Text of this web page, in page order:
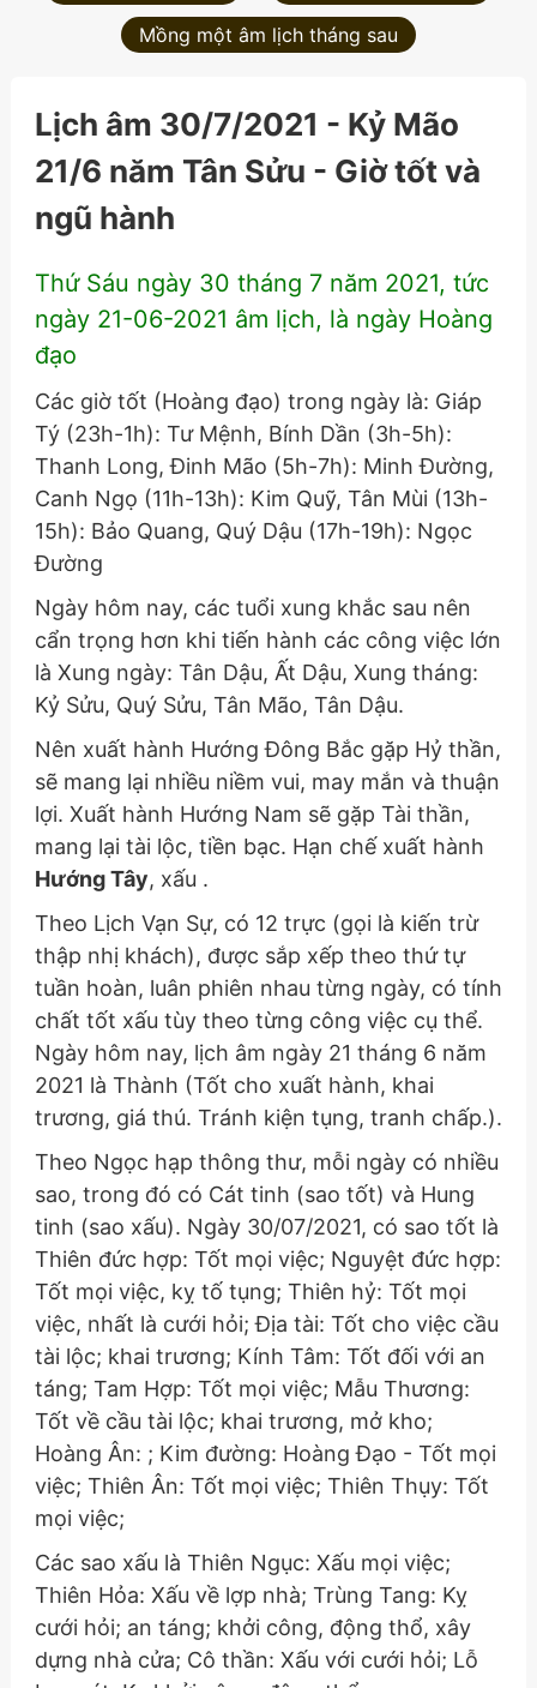
Mồng một âm lịch tháng sau
Lịch âm 30/7/2021 - Kỷ Mão
21/6 năm Tân Sửu - Giờ tốt và
ngũ hành
Thứ Sáu ngày 30 tháng 7 năm 2021, tức
ngày 21-06-2021 âm lịch, là ngày Hoàng
đạo
Các giờ tốt (Hoàng đạo) trong ngày là: Giáp
Tý (23h-1h): Tư Mệnh, Bính Dần (3h-5h):
Thanh Long, Đinh Mão (5h-7h): Minh Đường,
Canh Ngọ (11h-13h): Kim Quỹ, Tân Mùi (13h-
15h): Bảo Quang, Quý Dậu (17h-19h): Ngọc
Đường
Ngày hôm nay, các tuổi xung khắc sau nên
cẩn trọng hơn khi tiến hành các công việc lớn
là Xung ngày: Tân Dậu, Ất Dậu, Xung tháng:
Kỷ Sửu, Quý Sửu, Tân Mão, Tân Dậu.
Nên xuất hành Hướng Đông Bắc gặp Hỷ thần,
sẽ mang lại nhiều niềm vui, may mắn và thuận
lợi. Xuất hành Hướng Nam sẽ gặp Tài thần,
mang lại tài lộc, tiền bạc. Hạn chế xuất hành
Hướng Tây, xấu .
Theo Lịch Vạn Sự, có 12 trực (gọi là kiến trừ
thập nhị khách), được sắp xếp theo thứ tự
tuần hoàn, luân phiên nhau từng ngày, có tính
chất tốt xấu tùy theo từng công việc cụ thể.
Ngày hôm nay, lịch âm ngày 21 tháng 6 năm
2021 là Thành (Tốt cho xuất hành, khai
trương, giá thú. Tránh kiện tụng, tranh chấp.).
Theo Ngọc hạp thông thư, mỗi ngày có nhiều
sao, trong đó có Cát tinh (sao tốt) và Hung
tinh (sao xấu). Ngày 30/07/2021, có sao tốt là
Thiên đức hợp: Tốt mọi việc; Nguyệt đức hợp:
Tốt mọi việc, kỵ tố tụng; Thiên hỷ: Tốt mọi
việc, nhất là cưới hỏi; Địa tài: Tốt cho việc cầu
tài lộc; khai trương; Kính Tâm: Tốt đối với an
táng; Tam Hợp: Tốt mọi việc; Mẫu Thương:
Tốt về cầu tài lộc; khai trương, mở kho;
Hoàng Ân: ; Kim đường: Hoàng Đạo - Tốt mọi
việc; Thiên Ân: Tốt mọi việc; Thiên Thụy: Tốt
mọi việc;
Các sao xấu là Thiên Ngục: Xấu mọi việc;
Thiên Hỏa: Xấu về lợp nhà; Trùng Tang: Kỵ
cưới hỏi; an táng; khởi công, động thổ, xây
dựng nhà cửa; Cô thần: Xấu với cưới hỏi; Lỗ